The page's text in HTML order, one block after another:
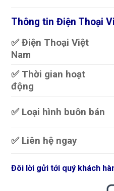
Thông tin Điện Thoại
✅ Điện Thoại Việt
Nam
✅ Thời gian hoạt
động
✅ Loại hình buôn bán
✅ Liên hệ ngay
Đôi lời gửi tới quý khách